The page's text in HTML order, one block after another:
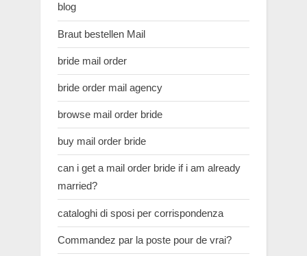
blog
Braut bestellen Mail
bride mail order
bride order mail agency
browse mail order bride
buy mail order bride
can i get a mail order bride if i am already
married?
cataloghi di sposi per corrispondenza
Commandez par la poste pour de vrai?